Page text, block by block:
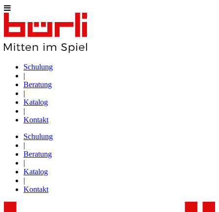
Schulung
|
Beratung
|
Katalog
|
Kontakt
Schulung
|
Beratung
|
Katalog
|
Kontakt